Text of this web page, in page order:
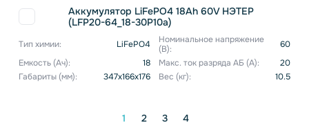
Аккумулятор LiFePO4 18Ah 60V НЭТЕР
(LFP20-64_18-30P10a)
Тип химии: LiFePO4
Номинальное напряжение
(В):
60
Емкость (Ач):
18 Макс. ток разряда АБ (А):
20
Габариты (мм):
347x166x176 Вес (кг): 10.5
1 2 3 4